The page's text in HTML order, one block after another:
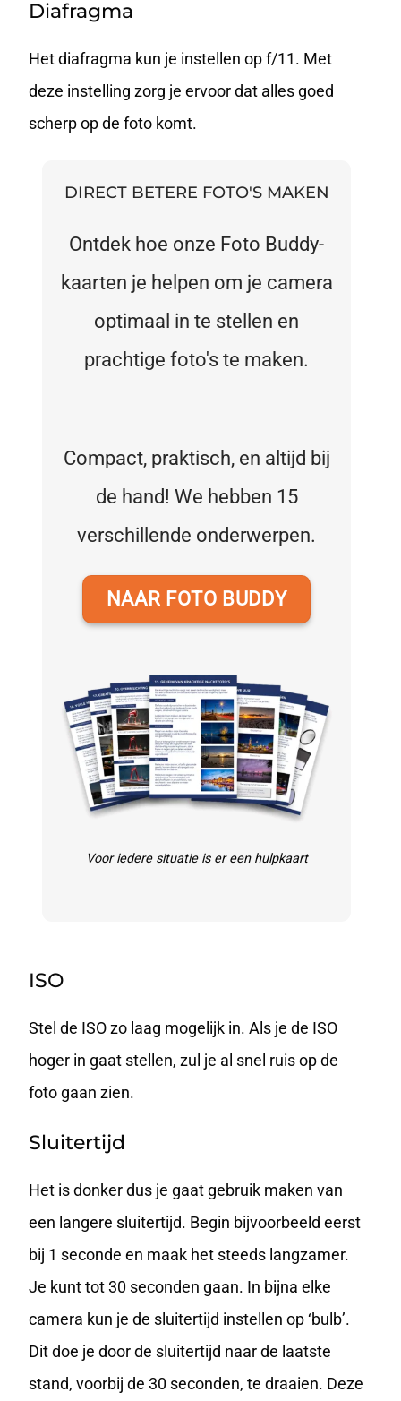
Diafragma
Hetdiafragma kun je instellen op f/11. Met
deze instelling zorg je ervoor dat alles goed
scherp op de foto komt.
DIRECT BETERE FOTO'S MAKEN
Ontdek hoe onze Foto Buddy-
kaarten je helpen om je camera
optimaal in te stellen en
prachtige foto's te maken.
Compact, praktisch, en altijd bij
de hand! We hebben 15
verschillende onderwerpen.
NAAR FOTO BUDDY
Voor iedere situatie is er een hulpkaart
ISO
Stel de ISOzo laag mogelijk in. Als je de ISO
hoger in gaat stellen, zul je al snel ruis op de
foto gaan zien.
Sluitertijd
Het is donker dus je gaat gebruik maken van
een langere sluitertijd. Begin bijvoorbeeld eerst
bij 1 seconde en maak het steeds langzamer.
Je kunt tot 30 seconden gaan. In bijna elke
camera kun je de sluitertijd instellen op ‘bulb’.
Dit doe je door de sluitertijd naar de laatste
stand, voorbij de 30 seconden, te draaien. Deze